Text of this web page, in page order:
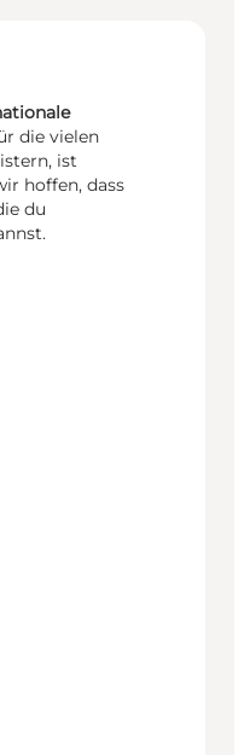
die vielen
ist
hoffen, dass
du